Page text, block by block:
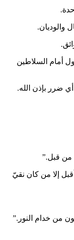
والوديان.
أمام السلاطين
ضرر بإذن الله.
من قبل.”
إلا من كان نقيّ
من خدام النور.”